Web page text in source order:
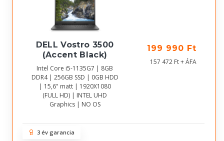
DELL Vostro 3500
(Accent Black)
Intel Core i5-1135G7 | 8GB
DDR4 | 256GB SSD | 0GB HDD
| 15,6" matt | 1920X1080
(FULL HD) | INTEL UHD
Graphics | NO OS
199 990 Ft
157 472 Ft + ÁFA
3 év garancia